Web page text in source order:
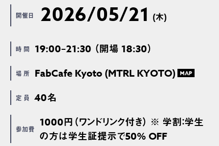
開催日 2026/05/21 (木)
時 間 19:00–21:30 （開場 18:30）
場 所 FabCafe Kyoto (MTRL KYOTO) MAP
定 員 40名
参加費
1000円（ワンドリンク付き） ※ 学割：学生
の方は学生証提示で50% OFF